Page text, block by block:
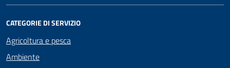
CATEGORIE DI SERVIZIO
Agricoltura e pesca
Ambiente